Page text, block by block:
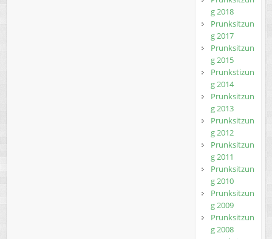
g 2018
Prunksitzun
g 2017
Prunksitzun
g 2015
Prunkstizun
g 2014
Prunksitzun
g 2013
Prunksitzun
g 2012
Prunksitzun
g 2011
Prunksitzun
g 2010
Prunksitzun
g 2009
Prunksitzun
g 2008